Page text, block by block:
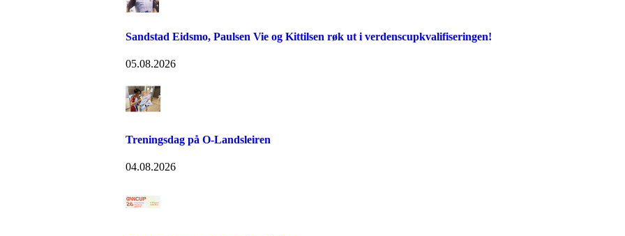
Sandstad Eidsmo, Paulsen Vie og Kittilsen røk ut i verdenscupkvalifiseringen!
05.08.2026
Treningsdag på O-Landsleiren
04.08.2026